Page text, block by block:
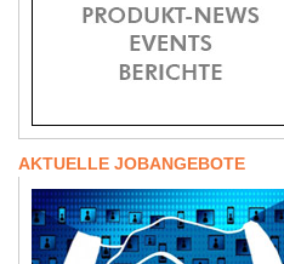
AKTUELLE JOBANGEBOTE